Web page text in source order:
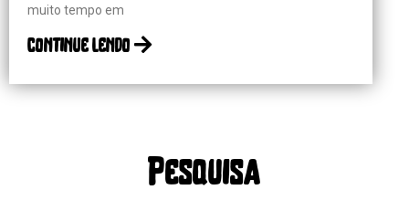
muito tempo em
continue lendo
Pesquisa